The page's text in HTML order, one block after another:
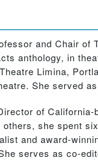
and Chair of
anthology, in
Limina,
She served
of
others, she spent
and award-
serves as co-